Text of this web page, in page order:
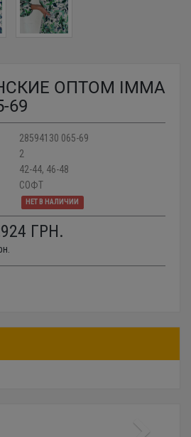
ОПТОМ IMMA
69
28594130 065-69
2
42-44, 46-48
СОФТ
НЕТ В НАЛИЧИИ
924 ГРН.